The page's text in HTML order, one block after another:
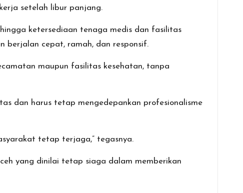
setelah libur panjang.
ketersediaan tenaga medis dan fasilitas
berjalan cepat, ramah, dan responsif.
maupun fasilitas kesehatan, tanpa
dan harus tetap mengedepankan profesionalisme
tetap terjaga,” tegasnya.
yang dinilai tetap siaga dalam memberikan